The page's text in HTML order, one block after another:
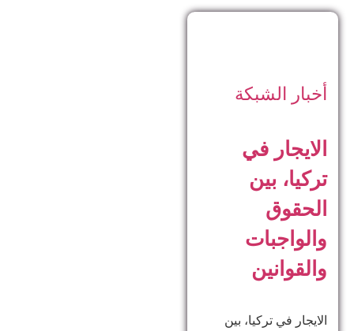
أخبار الشبكة
الايجار في
تركيا، بين
الحقوق
والواجبات
والقوانين
الايجار في تركيا، بين